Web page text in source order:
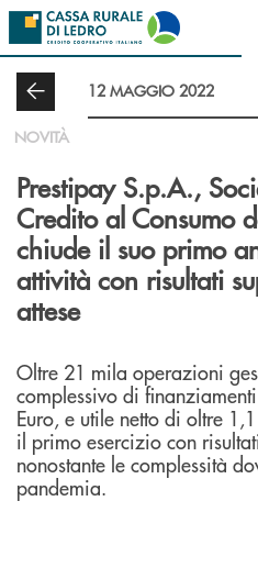
Salta al contenuto principale
12 MAGGIO 2022
NOVITÀ
Prestipay S.p.A.,
Credito al Consumo
chiude il suo primo
attività con risultati
attese
Oltre 21 mila operazioni
complessivo di
Euro, e utile netto di oltre
il primo esercizio con
nonostante le complessità
pandemia.